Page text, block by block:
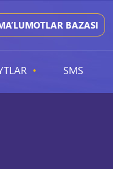
BAZASI
SMS